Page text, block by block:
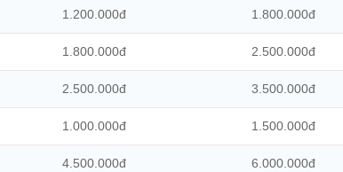
1.200.000đ 1.800.000đ
1.800.000đ 2.500.000đ
2.500.000đ 3.500.000đ
1.000.000đ 1.500.000đ
4.500.000đ 6.000.000đ